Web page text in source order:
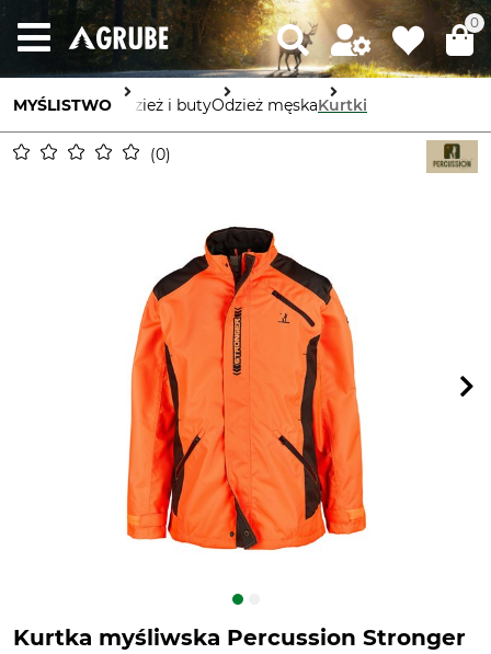
0
MYŚLISTWO Odzież i butyOdzież męskaKurtki
0
Kurtka myśliwska Percussion Stronger